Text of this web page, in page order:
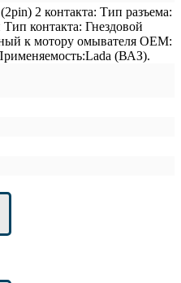
2 контакта: Тип разъема:
контакта: Гнездовой
к мотору омывателя OEM:
(ВАЗ).